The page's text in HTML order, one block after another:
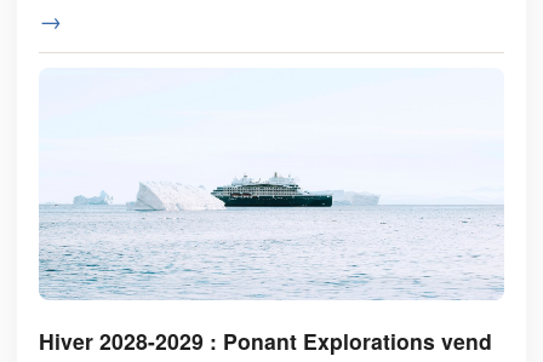
→
Hiver 2028-2029 : Ponant Explorations vend